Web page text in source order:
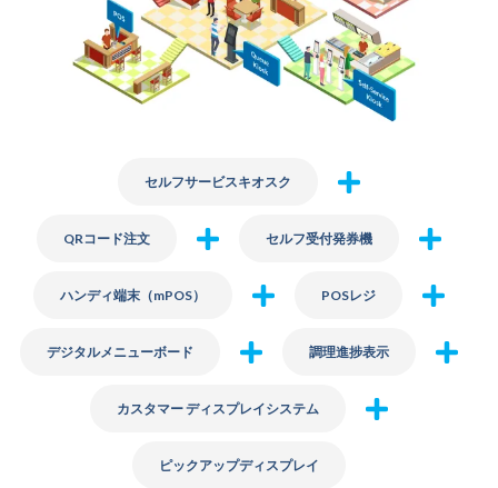
セルフサービスキオスク
QRコード注文 セルフ受付発券機
ハンディ端末（mPOS） POSレジ
デジタルメニューボード 調理進捗表示
カスタマー ディスプレイシステム
ピックアップディスプレイ